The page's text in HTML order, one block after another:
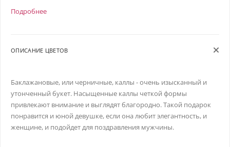
Подробнее
ОПИСАНИЕ ЦВЕТОВ
Баклажановые, или черничные, каллы - очень изысканный и
утонченный букет. Насыщенные каллы четкой формы
привлекают внимание и выглядят благородно. Такой подарок
понравится и юной девушке, если она любит элегантность, и
женщине, и подойдет для поздравления мужчины.